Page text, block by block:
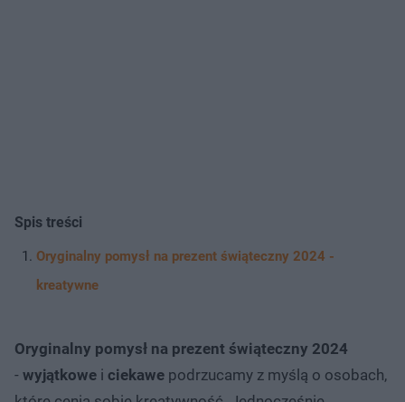
Spis treści
Oryginalny pomysł na prezent świąteczny 2024 -
kreatywne
Oryginalny pomysł na prezent świąteczny 2024
- wyjątkowe i ciekawe podrzucamy z myślą o osobach,